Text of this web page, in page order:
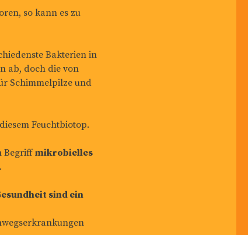
so kann es zu
Bakterien in
ab, doch die von
Schimmelpilze und
Feuchtbiotop.
Begriffmikrobielles
sind ein